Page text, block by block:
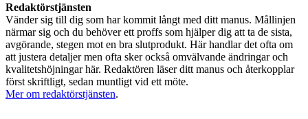
Redaktörstjänsten
Vänder sig till dig som har kommit långt med ditt manus. Mållinjen
närmar sig och du behöver ett proffs som hjälper dig att ta de sista,
avgörande, stegen mot en bra slutprodukt. Här handlar det ofta om
att justera detaljer men ofta sker också omvälvande ändringar och
kvalitetshöjningar här. Redaktören läser ditt manus och återkopplar
först skriftligt, sedan muntligt vid ett möte.
Mer om redaktörstjänsten.